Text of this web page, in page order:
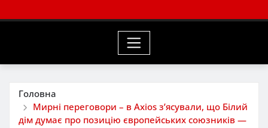
Головна
Мирні переговори – в Axios з’ясували, що Білий
дім думає про позицію європейських союзників —